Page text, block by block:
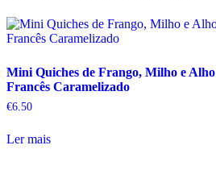
Mini Quiches de Frango, Milho e Alho
Francês Caramelizado
€6.50
Ler mais